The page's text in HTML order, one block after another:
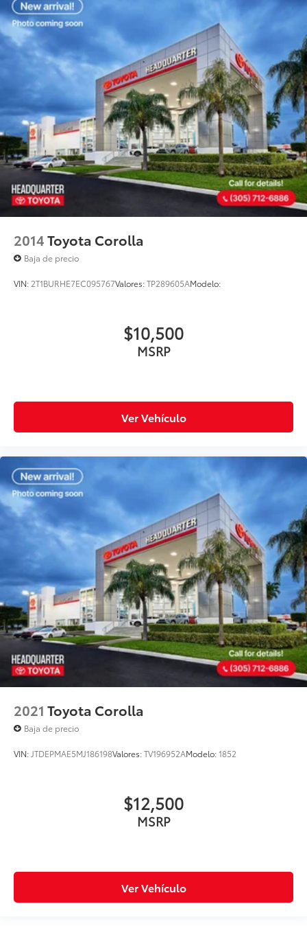
2014Toyota Corolla
Baja de precio
VIN: 2T1BURHE7EC095767Valores:TP289605AModelo:
$10,500
MSRP
Ver Vehículo
2021 Toyota Corolla
Baja de precio
VIN: JTDEPMAE5MJ186198Valores:TV196952AModelo:1852
$12,500
MSRP
Ver Vehículo